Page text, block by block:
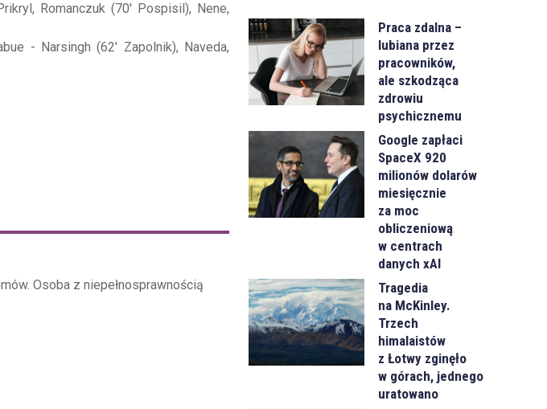
Romanczuk (70' Pospisil), Nene,
- Narsingh (62' Zapolnik), Naveda,
Osoba z niepełnosprawnością
Praca zdalna –
lubiana przez
pracowników,
ale szkodząca
zdrowiu
psychicznemu
Google zapłaci
SpaceX 920
milionów dolarów
miesięcznie
za moc
obliczeniową
w centrach
danych xAI
Tragedia
na McKinley.
Trzech
himalaistów
z Łotwy zginęło
w górach, jednego
uratowano